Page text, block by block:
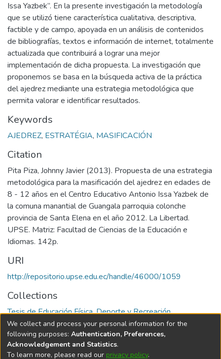
Issa Yazbek”. En la presente investigación la metodología
que se utilizó tiene característica cualitativa, descriptiva,
factible y de campo, apoyada en un análisis de contenidos
de bibliografías, textos e información de internet, totalmente
actualizada que contribuirá a lograr una mejor
implementación de dicha propuesta. La investigación que
proponemos se basa en la búsqueda activa de la práctica
del ajedrez mediante una estrategia metodológica que
permita valorar e identificar resultados.
Keywords
AJEDREZ, ESTRATÉGIA, MASIFICACIÓN
Citation
Pita Piza, Johnny Javier (2013). Propuesta de una estrategia
metodológica para la masificación del ajedrez en edades de
8 - 12 años en el Centro Educativo Antonio Issa Yazbek de
la comuna manantial de Guangala parroquia colonche
provincia de Santa Elena en el año 2012. La Libertad.
UPSE. Matriz: Facultad de Ciencias de la Educación e
Idiomas. 142p.
URI
http://repositorio.upse.edu.ec/handle/46000/1059
Collections
Tesis de Educación Física, Deporte y Recreación
Full item page
We collect and process your personal information for the
following purposes: Authentication, Preferences,
Acknowledgement and Statistics.
To learn more, please read our privacy policy.